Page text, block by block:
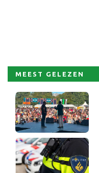
MEEST GELEZEN